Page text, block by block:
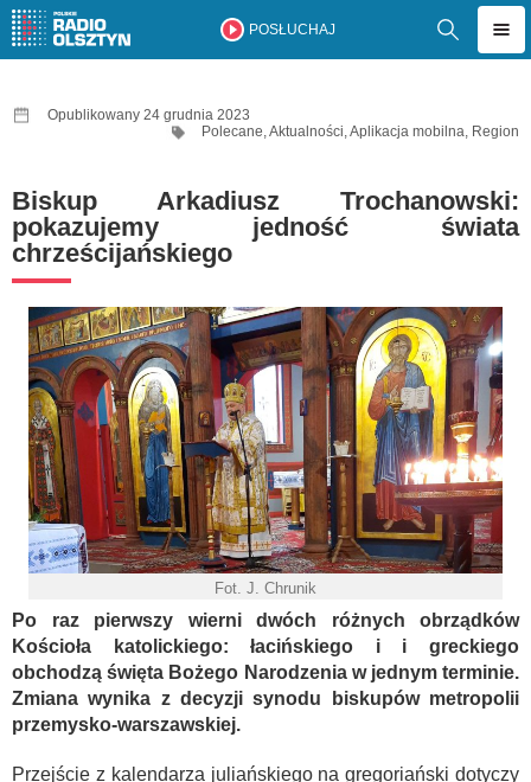
POSŁUCHAJ
Opublikowany 24 grudnia 2023
Polecane,Aktualności,Aplikacja mobilna, Region
Biskup Arkadiusz Trochanowski:
pokazujemy jedność świata
chrześcijańskiego
Fot. J. Chrunik
Po raz pierwszy wierni dwóch różnych obrządków
Kościoła katolickiego: łacińskiego i i greckiego
obchodzą święta Bożego Narodzenia w jednym terminie.
Zmiana wynika z decyzji synodu biskupów metropolii
przemysko-warszawskiej.
Przejście z kalendarza juliańskiego na gregoriański dotyczy